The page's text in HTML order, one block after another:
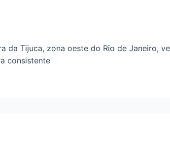
da Tijuca, zona oeste do Rio de Janeiro,
consistente